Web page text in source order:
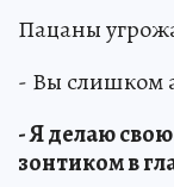
Пацаны
- Вы слишком
- Я делаю
зонтиком в